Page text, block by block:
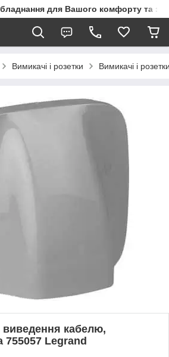
для Вашого комфорту та
Вимикачі і розетки Вимикачі і
кабелю,
755057 Legrand